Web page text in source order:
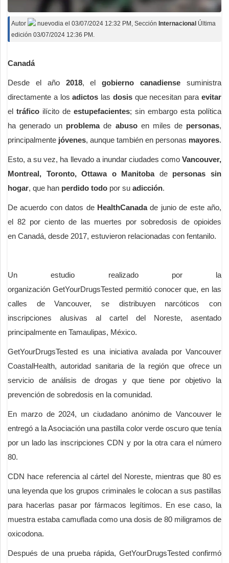
Autor nuevodia el 03/07/2024 12:32 PM, Sección Internacional Última
edición 03/07/2024 12:36 PM.
Canadá
Desde el año 2018, elgobierno canadiense suministra
directamente a losadictos las dosisque necesitan paraevitar
el tráfico ilícito de estupefacientes; sin embargo esta política
ha generado un problemade abusoen miles de personas,
principalmente jóvenes, aunque también en personas mayores.
Esto, a su vez, ha llevado a inundar ciudades como Vancouver,
Montreal, Toronto, Ottawa o Manitobade personas sin
hogar, que han perdido todo por su adicción.
De acuerdo con datos deHealthCanadade junio de este año,
el 82 por ciento de las muertes por sobredosis de opioides
en Canadá, desde 2017, estuvieron relacionadas con fentanilo.
Un estudio realizado por la
organización GetYourDrugsTested permitió conocer que, en las
calles de Vancouver, se distribuyen narcóticos con
inscripciones alusivas al cartel del Noreste, asentado
principalmente en Tamaulipas, México.
GetYourDrugsTested es una iniciativa avalada por Vancouver
CoastalHealth, autoridad sanitaria de la región que ofrece un
servicio de análisis de drogas y que tiene por objetivo la
prevención de sobredosis en la comunidad.
En marzo de 2024, un ciudadano anónimo de Vancouver le
entregó a la Asociación una pastilla color verde oscuro que tenía
por un lado las inscripciones CDN y por la otra cara el número
80.
CDN hace referencia al cártel del Noreste, mientras que 80 es
una leyenda que los grupos criminales le colocan a sus pastillas
para hacerlas pasar por fármacos legítimos. En ese caso, la
muestra estaba camuflada como una dosis de 80 miligramos de
oxicodona.
Después de una prueba rápida, GetYourDrugsTested confirmó